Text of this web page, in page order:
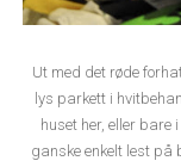
Ut med det røde
lys parkett i
huset her, eller bare
ganske enkelt lest på